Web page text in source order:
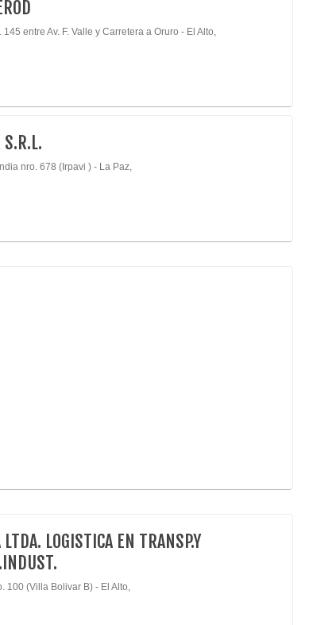
145 entre Av. F. Valle y Carretera a Oruro - El Alto,
S.R.L.
nro. 678 (Irpavi ) - La Paz,
LTDA. LOGISTICA EN TRANSP.Y
100 (Villa Bolivar B) - El Alto,